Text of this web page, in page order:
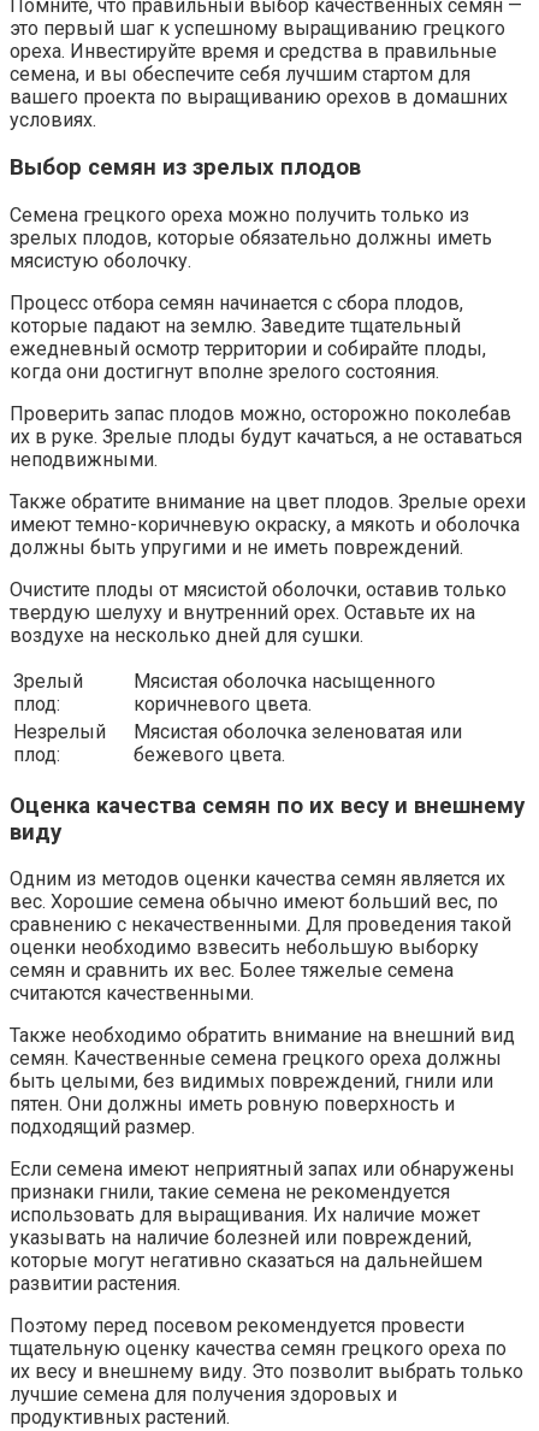
Помните, что правильный выбор качественных семян —
это первый шаг к успешному выращиванию грецкого
ореха. Инвестируйте время и средства в правильные
семена, и вы обеспечите себя лучшим стартом для
вашего проекта по выращиванию орехов в домашних
условиях.
Выбор семян из зрелых плодов
Семена грецкого ореха можно получить только из
зрелых плодов, которые обязательно должны иметь
мясистую оболочку.
Процесс отбора семян начинается с сбора плодов,
которые падают на землю. Заведите тщательный
ежедневный осмотр территории и собирайте плоды,
когда они достигнут вполне зрелого состояния.
Проверить запас плодов можно, осторожно поколебав
их в руке. Зрелые плоды будут качаться, а не оставаться
неподвижными.
Также обратите внимание на цвет плодов. Зрелые орехи
имеют темно-коричневую окраску, а мякоть и оболочка
должны быть упругими и не иметь повреждений.
Очистите плоды от мясистой оболочки, оставив только
твердую шелуху и внутренний орех. Оставьте их на
воздухе на несколько дней для сушки.
Зрелый
плод:
Мясистая оболочка насыщенного
коричневого цвета.
Незрелый
плод:
Мясистая оболочка зеленоватая или
бежевого цвета.
Оценка качества семян по их весу и внешнему
виду
Одним из методов оценки качества семян является их
вес. Хорошие семена обычно имеют больший вес, по
сравнению с некачественными. Для проведения такой
оценки необходимо взвесить небольшую выборку
семян и сравнить их вес. Более тяжелые семена
считаются качественными.
Также необходимо обратить внимание на внешний вид
семян. Качественные семена грецкого ореха должны
быть целыми, без видимых повреждений, гнили или
пятен. Они должны иметь ровную поверхность и
подходящий размер.
Если семена имеют неприятный запах или обнаружены
признаки гнили, такие семена не рекомендуется
использовать для выращивания. Их наличие может
указывать на наличие болезней или повреждений,
которые могут негативно сказаться на дальнейшем
развитии растения.
Поэтому перед посевом рекомендуется провести
тщательную оценку качества семян грецкого ореха по
их весу и внешнему виду. Это позволит выбрать только
лучшие семена для получения здоровых и
продуктивных растений.